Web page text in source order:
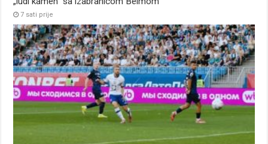
7 sati prije